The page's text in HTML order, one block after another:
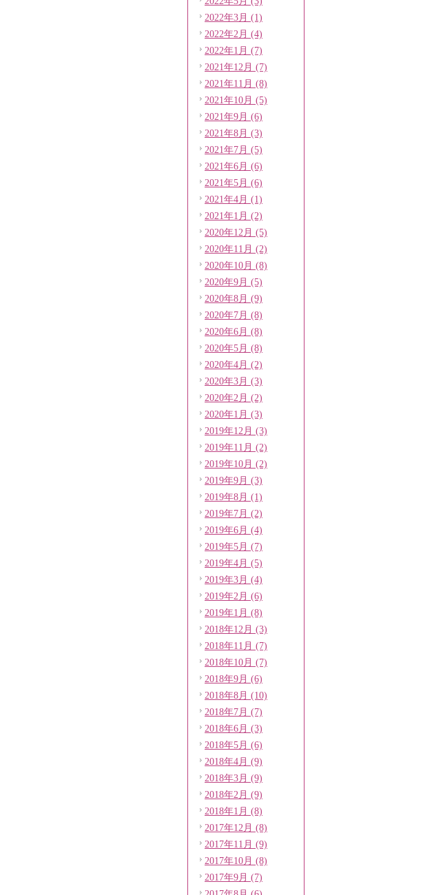
2022年3月 (1)
2022年2月 (4)
2022年1月 (7)
2021年12月 (7)
2021年11月 (8)
2021年10月 (5)
2021年9月 (6)
2021年8月 (3)
2021年7月 (5)
2021年6月 (6)
2021年5月 (6)
2021年4月 (1)
2021年1月 (2)
2020年12月 (5)
2020年11月 (2)
2020年10月 (8)
2020年9月 (5)
2020年8月 (9)
2020年7月 (8)
2020年6月 (8)
2020年5月 (8)
2020年4月 (2)
2020年3月 (3)
2020年2月 (2)
2020年1月 (3)
2019年12月 (3)
2019年11月 (2)
2019年10月 (2)
2019年9月 (3)
2019年8月 (1)
2019年7月 (2)
2019年6月 (4)
2019年5月 (7)
2019年4月 (5)
2019年3月 (4)
2019年2月 (6)
2019年1月 (8)
2018年12月 (3)
2018年11月 (7)
2018年10月 (7)
2018年9月 (6)
2018年8月 (10)
2018年7月 (7)
2018年6月 (3)
2018年5月 (6)
2018年4月 (9)
2018年3月 (9)
2018年2月 (9)
2018年1月 (8)
2017年12月 (8)
2017年11月 (9)
2017年10月 (8)
2017年9月 (7)